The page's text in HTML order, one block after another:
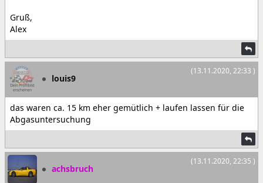
Gruß,
Alex
(13.11.2020, 22:33 )
louis9
das waren ca. 15 km eher gemütlich + laufen lassen für die
Abgasuntersuchung
(13.11.2020, 22:35 )
achsbruch